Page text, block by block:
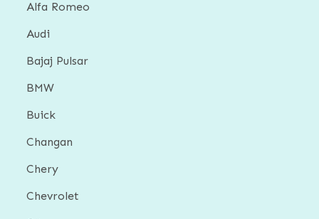
Alfa Romeo
Audi
Bajaj Pulsar
BMW
Buick
Changan
Chery
Chevrolet